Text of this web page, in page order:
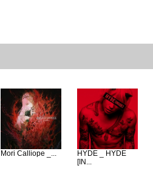
Mori Calliope _...
HYDE _ HYDE
[IN...